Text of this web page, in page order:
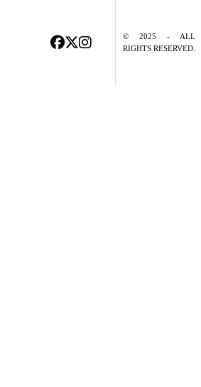
© 2025 - ALL
RIGHTS RESERVED.